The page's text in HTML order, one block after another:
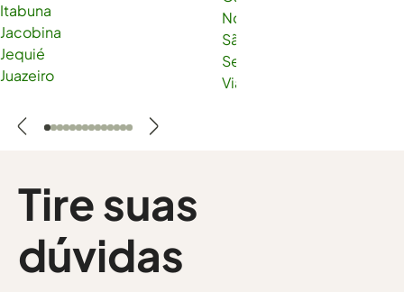
Itabuna
Jacobina
Jequié
Juazeiro
Nova Venécia
São Gabriel da Palha
Serra
Viana
Tire suas
dúvidas